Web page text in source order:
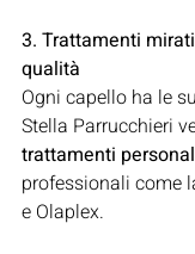
3. Trattamenti
qualità
Ogni capello ha le
Stella Parrucchieri
trattamenti
professionali come
e Olaplex.